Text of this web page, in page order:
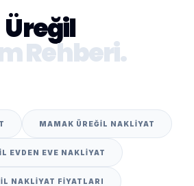
Üreğil
Rehberi.
MAMAK ÜREĞIL NAKLIYAT
EVDEN EVE NAKLIYAT
NAKLIYAT FIYATLARI